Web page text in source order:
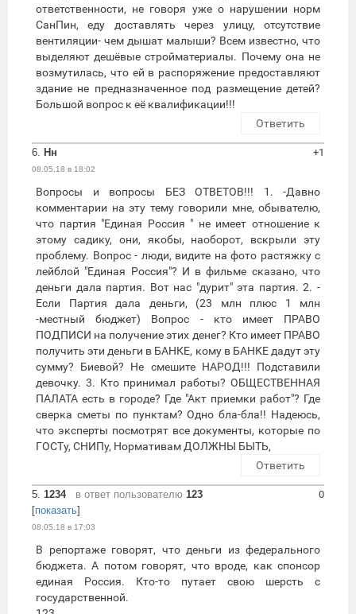
ответственности, не говоря уже о нарушении норм
СанПин, еду доставлять через улицу, отсутствие
вентиляции- чем дышат малыши? Всем известно, что
выделяют дешёвые стройматериалы. Почему она не
возмутилась, что ей в распоряжение предоставляют
здание не предназначенное под размещение детей?
Большой вопрос к её квалификации!!!
Ответить
6. Нн
08.05.18 в 18:02
+1
Вопросы и вопросы БЕЗ ОТВЕТОВ!!! 1. -Давно
комментарии на эту тему говорили мне, обывателю,
что партия "Единая Россия " не имеет отношение к
этому садику, они, якобы, наоборот, вскрыли эту
проблему. Вопрос - люди, видите на фото растяжку с
лейблой "Единая Россия"? И в фильме сказано, что
деньги дала партия. Вот нас "дурит" эта партия. 2. -
Если Партия дала деньги, (23 млн плюс 1 млн
-местный бюджет) Вопрос - кто имеет ПРАВО
ПОДПИСИ на получение этих денег? Кто имеет ПРАВО
получить эти деньги в БАНКЕ, кому в БАНКЕ дадут эту
сумму? Биевой? Не смешите НАРОД!!! Подставили
девочку. 3. Кто принимал работы? ОБЩЕСТВЕННАЯ
ПАЛАТА есть в городе? Где "Акт приемки работ"? Где
сверка сметы по пунктам? Одно бла-бла!! Надеюсь,
что эксперты посмотрят все документы, которые по
ГОСТу, СНИПу, Нормативам ДОЛЖНЫ БЫТЬ,
Ответить
5. 1234 в ответ пользователю 123
[показать]
08.05.18 в 17:03
0
В репортаже говорят, что деньги из федерального
бюджета. А потом говорят, что вроде, как спонсор
единая Россия. Кто-то путает свою шерсть с
государственной.